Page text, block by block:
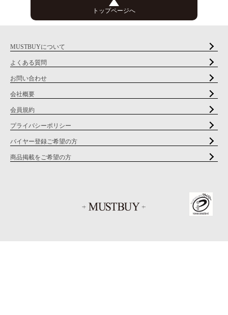
トップページへ
MUSTBUYについて
よくある質問
お問い合わせ
会社概要
会員規約
プライバシーポリシー
バイヤー登録ご希望の方
商品掲載をご希望の方